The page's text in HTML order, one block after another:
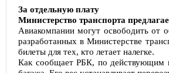
За отдельную плату
Министерство транспорта
Авиакомпании могут освободить от
разработанных в Министерстве
билеты для тех, кто летает налегке.
Как сообщает РБК, по действующим